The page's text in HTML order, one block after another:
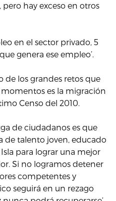
hay exceso en otros
en el sector privado, 5
genera ese empleo’.
de los grandes retos que
es la migración
Censo del 2010.
de ciudadanos es que
de talento joven, educado
para lograr una mejor
Si no logramos detener
competentes y
seguirá en un rezago